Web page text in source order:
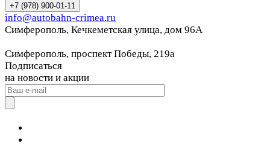
+7 (978) 900-01-11
info@autobahn-crimea.ru
Симферополь, Кечкеметская улица, дом 96А
Симферополь, проспект Победы, 219а
Подписаться
на новости и акции